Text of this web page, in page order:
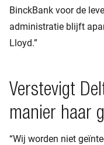
BinckBank voor de
administratie blijft
Lloyd.”
Verstevigt
manier haar
“Wij worden niet